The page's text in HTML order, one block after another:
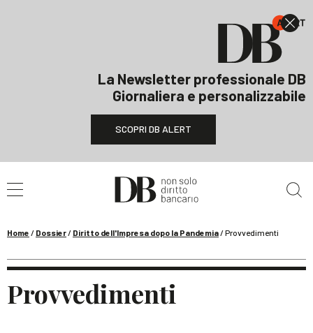
La Newsletter professionale DB
Giornaliera e personalizzabile
SCOPRI DB ALERT
Home / Dossier/ Diritto dell'Impresa dopo la Pandemia/Provvedimenti
Provvedimenti